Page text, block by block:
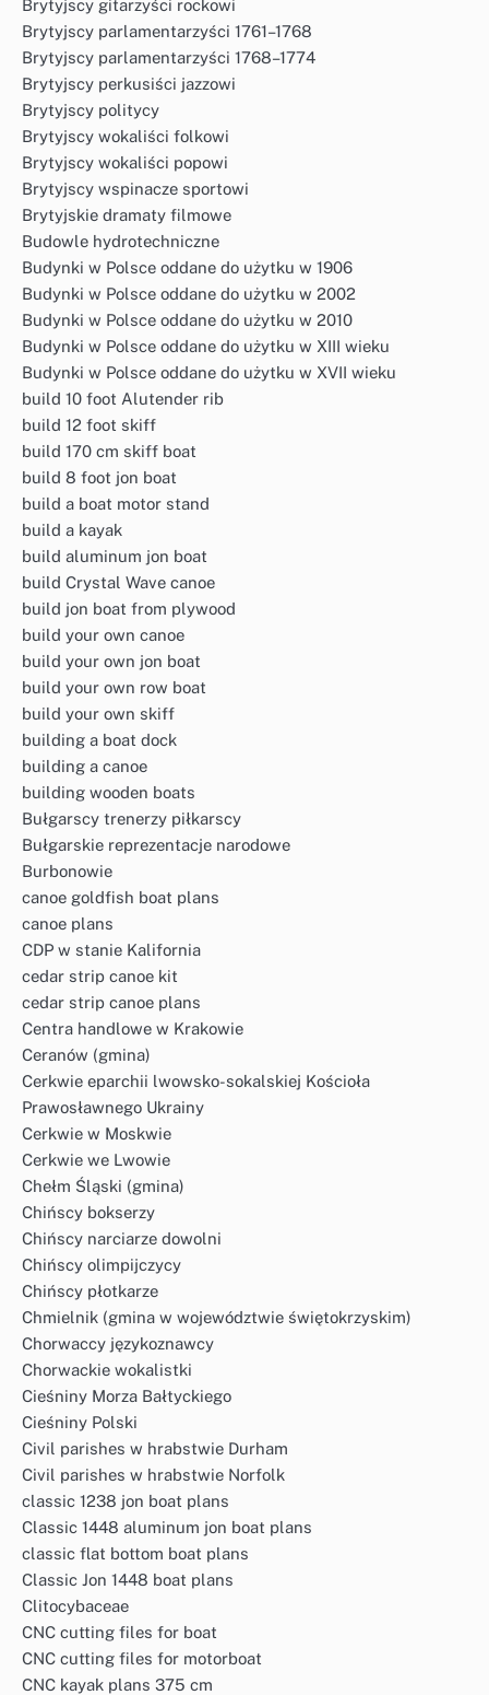
Brytyjscy gitarzyści rockowi
Brytyjscy parlamentarzyści 1761–1768
Brytyjscy parlamentarzyści 1768–1774
Brytyjscy perkusiści jazzowi
Brytyjscy politycy
Brytyjscy wokaliści folkowi
Brytyjscy wokaliści popowi
Brytyjscy wspinacze sportowi
Brytyjskie dramaty filmowe
Budowle hydrotechniczne
Budynki w Polsce oddane do użytku w 1906
Budynki w Polsce oddane do użytku w 2002
Budynki w Polsce oddane do użytku w 2010
Budynki w Polsce oddane do użytku w XIII wieku
Budynki w Polsce oddane do użytku w XVII wieku
build 10 foot Alutender rib
build 12 foot skiff
build 170 cm skiff boat
build 8 foot jon boat
build a boat motor stand
build a kayak
build aluminum jon boat
build Crystal Wave canoe
build jon boat from plywood
build your own canoe
build your own jon boat
build your own row boat
build your own skiff
building a boat dock
building a canoe
building wooden boats
Bułgarscy trenerzy piłkarscy
Bułgarskie reprezentacje narodowe
Burbonowie
canoe goldfish boat plans
canoe plans
CDP w stanie Kalifornia
cedar strip canoe kit
cedar strip canoe plans
Centra handlowe w Krakowie
Ceranów (gmina)
Cerkwie eparchii lwowsko-sokalskiej Kościoła
Prawosławnego Ukrainy
Cerkwie w Moskwie
Cerkwie we Lwowie
Chełm Śląski (gmina)
Chińscy bokserzy
Chińscy narciarze dowolni
Chińscy olimpijczycy
Chińscy płotkarze
Chmielnik (gmina w województwie świętokrzyskim)
Chorwaccy językoznawcy
Chorwackie wokalistki
Cieśniny Morza Bałtyckiego
Cieśniny Polski
Civil parishes w hrabstwie Durham
Civil parishes w hrabstwie Norfolk
classic 1238 jon boat plans
Classic 1448 aluminum jon boat plans
classic flat bottom boat plans
Classic Jon 1448 boat plans
Clitocybaceae
CNC cutting files for boat
CNC cutting files for motorboat
CNC kayak plans 375 cm